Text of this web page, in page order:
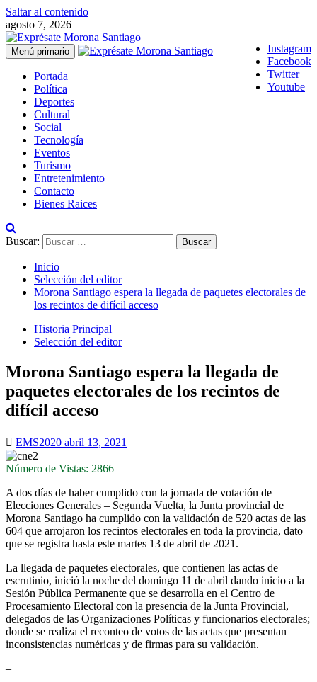
Saltar al contenido
agosto 7, 2026
Instagram
Facebook
Twitter
Youtube
Menú primario
Portada
Política
Deportes
Cultural
Social
Tecnología
Eventos
Turismo
Entretenimiento
Contacto
Bienes Raices
Buscar:
Inicio
Selección del editor
Morona Santiago espera la llegada de paquetes electorales de
los recintos de difícil acceso
Historia Principal
Selección del editor
Morona Santiago espera la llegada de
paquetes electorales de los recintos de
difícil acceso
EMS2020 abril 13, 2021
Número de Vistas: 2866
A dos días de haber cumplido con la jornada de votación de
Elecciones Generales – Segunda Vuelta, la Junta provincial de
Morona Santiago ha cumplido con la validación de 520 actas de las
604 que arrojaron los recintos electorales en toda la provincia, dato
que se registra hasta este martes 13 de abril de 2021.
La llegada de paquetes electorales, que contienen las actas de
escrutinio, inició la noche del domingo 11 de abril dando inicio a la
Sesión Pública Permanente que se desarrolla en el Centro de
Procesamiento Electoral con la presencia de la Junta Provincial,
delegados de las Organizaciones Políticas y funcionarios electorales;
donde se realiza el reconteo de votos de las actas que presentan
inconsistencias numéricas y de firmas para su validación.
–